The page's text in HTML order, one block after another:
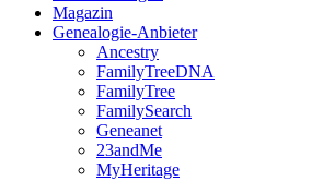
Magazin
Genealogie-Anbieter
Ancestry
FamilyTreeDNA
FamilyTree
FamilySearch
Geneanet
23andMe
MyHeritage